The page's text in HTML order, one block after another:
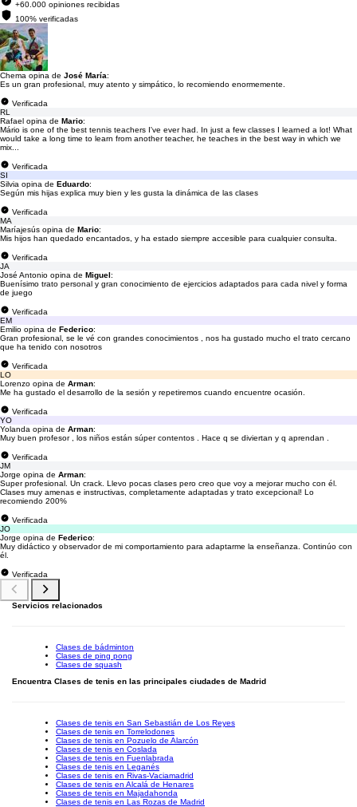
+60.000 opiniones recibidas
100% verificadas
Chema opina de José María:
Es un gran profesional, muy atento y simpático, lo recomiendo enormemente.
Verificada
RL
Rafael opina de Mario:
Mário is one of the best tennis teachers I've ever had. In just a few classes I learned a lot! What
would take a long time to learn from another teacher, he teaches in the best way in which we
mix...
Verificada
SI
Silvia opina de Eduardo:
Según mis hijas explica muy bien y les gusta la dinámica de las clases
Verificada
MA
Maríajesús opina de Mario:
Mis hijos han quedado encantados, y ha estado siempre accesible para cualquier consulta.
Verificada
JA
José Antonio opina de Miguel:
Buenísimo trato personal y gran conocimiento de ejercicios adaptados para cada nivel y forma
de juego
Verificada
EM
Emilio opina de Federico:
Gran profesional, se le vé con grandes conocimientos , nos ha gustado mucho el trato cercano
que ha tenido con nosotros
Verificada
LO
Lorenzo opina de Arman:
Me ha gustado el desarrollo de la sesión y repetiremos cuando encuentre ocasión.
Verificada
YO
Yolanda opina de Arman:
Muy buen profesor , los niños están súper contentos . Hace q se diviertan y q aprendan .
Verificada
JM
Jorge opina de Arman:
Super profesional. Un crack. Llevo pocas clases pero creo que voy a mejorar mucho con él.
Clases muy amenas e instructivas, completamente adaptadas y trato excepcional! Lo
recomiendo 200%
Verificada
JO
Jorge opina de Federico:
Muy didáctico y observador de mi comportamiento para adaptarme la enseñanza. Continúo con
él.
Verificada
Servicios relacionados
Clases de bádminton
Clases de ping pong
Clases de squash
Encuentra Clases de tenis en las principales ciudades de Madrid
Clases de tenis en San Sebastián de Los Reyes
Clases de tenis en Torrelodones
Clases de tenis en Pozuelo de Alarcón
Clases de tenis en Coslada
Clases de tenis en Fuenlabrada
Clases de tenis en Leganés
Clases de tenis en Rivas-Vaciamadrid
Clases de tenis en Alcalá de Henares
Clases de tenis en Majadahonda
Clases de tenis en Las Rozas de Madrid